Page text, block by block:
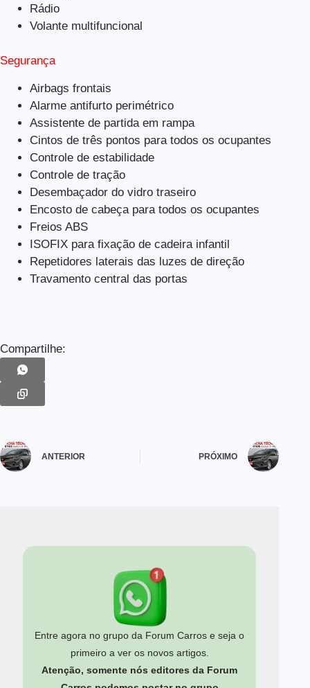
Rádio
Volante multifuncional
Segurança
Airbags frontais
Alarme antifurto perimétrico
Assistente de partida em rampa
Cintos de três pontos para todos os ocupantes
Controle de estabilidade
Controle de tração
Desembaçador do vidro traseiro
Encosto de cabeça para todos os ocupantes
Freios ABS
ISOFIX para fixação de cadeira infantil
Repetidores laterais das luzes de direção
Travamento central das portas
Compartilhe:
ANTERIOR PRÓXIMO
Entre agora no grupo da Forum Carros e seja o
primeiro a ver os novos artigos.
Atenção, somente nós editores da Forum